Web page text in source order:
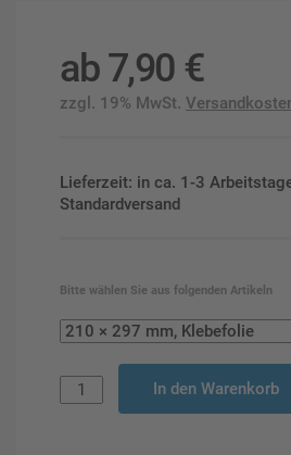
ab7,90 €
zzgl. 19% MwSt.
Lieferzeit: in ca. 1-3
Standardversand
Bitte wählen Sie aus folgenden Artikeln
In den Warenkorb